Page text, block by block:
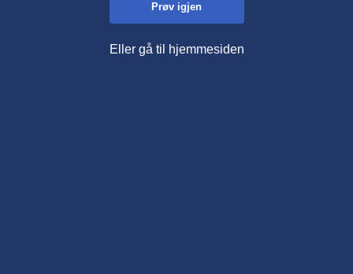
Prøv igjen
Eller gå til hjemmesiden